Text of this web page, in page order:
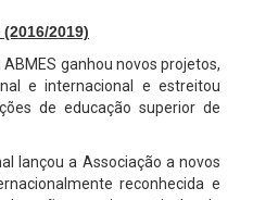
(2016/2019)
ganhou novos projetos,
e internacional e estreitou
de educação superior de
lançou a Associação a novos
reconhecida e